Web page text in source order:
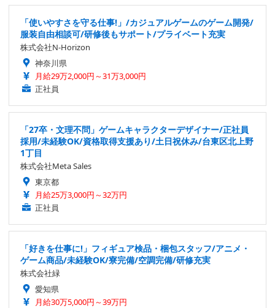
「使いやすさを守る仕事!」/カジュアルゲームのゲーム開発/
服装自由相談可/研修後もサポート/プライベート充実
株式会社N-Horizon
神奈川県
月給29万2,000円～31万3,000円
正社員
「27卒・文理不問」ゲームキャラクターデザイナー/正社員
採用/未経験OK/資格取得支援あり/土日祝休み/台東区北上野
1丁目
株式会社Meta Sales
東京都
月給25万3,000円～32万円
正社員
「好きを仕事に!」フィギュア検品・梱包スタッフ/アニメ・
ゲーム商品/未経験OK/寮完備/空調完備/研修充実
株式会社緑
愛知県
月給30万5,000円～39万円